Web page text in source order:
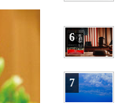
6
7